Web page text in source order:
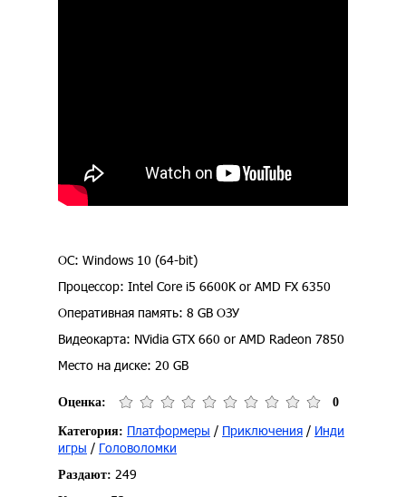
ОС: Windows 10 (64-bit)
Процессор: Intel Core i5 6600K or AMD FX 6350
Оперативная память: 8 GB ОЗУ
Видеокарта: NVidia GTX 660 or AMD Radeon 7850
Место на диске: 20 GB
Оценка: 0
Категория: Платформеры / Приключения / Инди
игры / Головоломки
Раздают: 249